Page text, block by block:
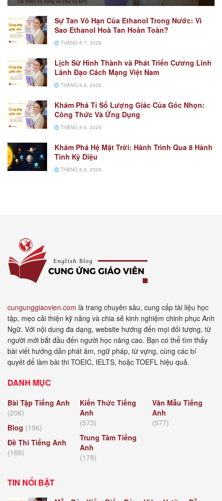
Sự Tan Vô Hạn Của Ethanol Trong Nước: Vì
Sao Ethanol Hoà Tan Hoàn Toàn?
THÁNG 8 7, 2026
Lịch Sử Hình Thành và Phát Triển Cương Lĩnh
Lãnh Đạo Cách Mạng Việt Nam
THÁNG 8 6, 2026
Khám Phá Tỉ Số Lượng Giác Của Góc Nhọn:
Công Thức Và Ứng Dụng
THÁNG 8 6, 2026
Khám Phá Hệ Mặt Trời: Hành Trình Qua 8 Hành
Tinh Kỳ Diệu
THÁNG 8 6, 2026
cungunggiaovien.com là trang chuyên sâu, cung cấp tài liệu học
tập, mẹo cải thiện kỹ năng và chia sẻ kinh nghiệm chinh phục Anh
Ngữ. Với nội dung đa dạng, website hướng đến mọi đối tượng, từ
người mới bắt đầu đến người học nâng cao. Bạn có thể tìm thấy
bài viết hướng dẫn phát âm, ngữ pháp, từ vựng, cùng các bí
quyết để làm bài thi TOEIC, IELTS, hoặc TOEFL hiệu quả.
DANH MỤC
Bài Tập Tiếng Anh
(206)
Blog (196)
Đề Thi Tiếng Anh
(166)
Kiến Thức Tiếng
Anh
(573)
Trung Tâm Tiếng
Anh
(178)
Văn Mẫu Tiếng
Anh
(577)
TIN NỔI BẬT